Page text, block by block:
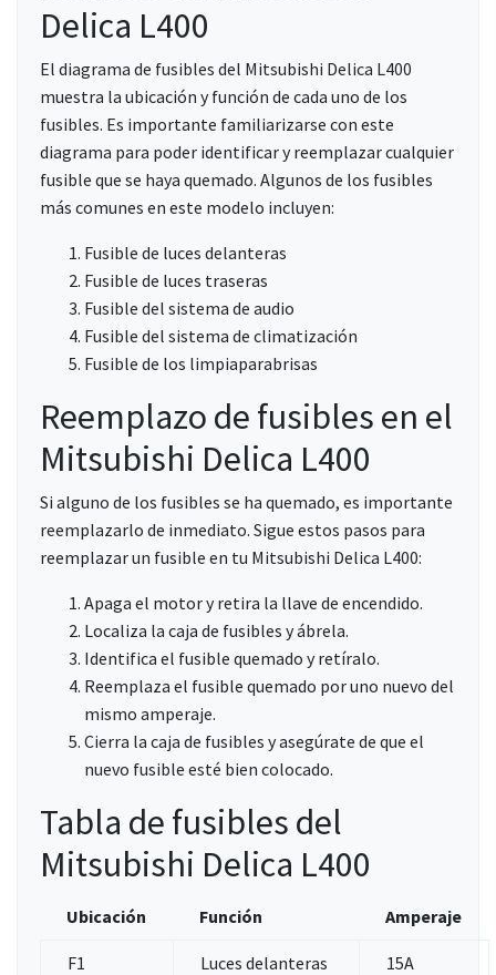
Delica L400
El diagrama de fusibles del Mitsubishi Delica L400
muestra la ubicación y función de cada uno de los
fusibles. Es importante familiarizarse con este
diagrama para poder identificar y reemplazar cualquier
fusible que se haya quemado. Algunos de los fusibles
más comunes en este modelo incluyen:
Fusible de luces delanteras
Fusible de luces traseras
Fusible del sistema de audio
Fusible del sistema de climatización
Fusible de los limpiaparabrisas
Reemplazo de fusibles en el
Mitsubishi Delica L400
Si alguno de los fusibles se ha quemado, es importante
reemplazarlo de inmediato. Sigue estos pasos para
reemplazar un fusible en tu Mitsubishi Delica L400:
Apaga el motor y retira la llave de encendido.
Localiza la caja de fusibles y ábrela.
Identifica el fusible quemado y retíralo.
Reemplaza el fusible quemado por uno nuevo del
mismo amperaje.
Cierra la caja de fusibles y asegúrate de que el
nuevo fusible esté bien colocado.
Tabla de fusibles del
Mitsubishi Delica L400
Ubicación Función Amperaje
F1 Luces delanteras 15A